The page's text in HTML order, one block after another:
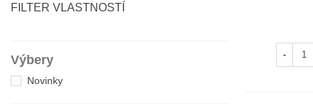
FILTER VLASTNOSTÍ
Výbery
Novinky
-